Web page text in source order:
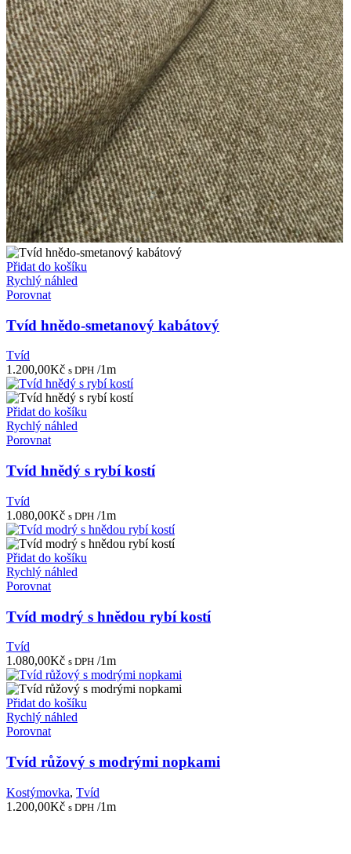
Přidat do košíku
Rychlý náhled
Porovnat
Tvíd hnědo-smetanový kabátový
Tvíd
1.200,00Kč s DPH /1m
Přidat do košíku
Rychlý náhled
Porovnat
Tvíd hnědý s rybí kostí
Tvíd
1.080,00Kč s DPH /1m
Přidat do košíku
Rychlý náhled
Porovnat
Tvíd modrý s hnědou rybí kostí
Tvíd
1.080,00Kč s DPH /1m
Přidat do košíku
Rychlý náhled
Porovnat
Tvíd růžový s modrými nopkami
Kostýmovka, Tvíd
1.200,00Kč s DPH /1m